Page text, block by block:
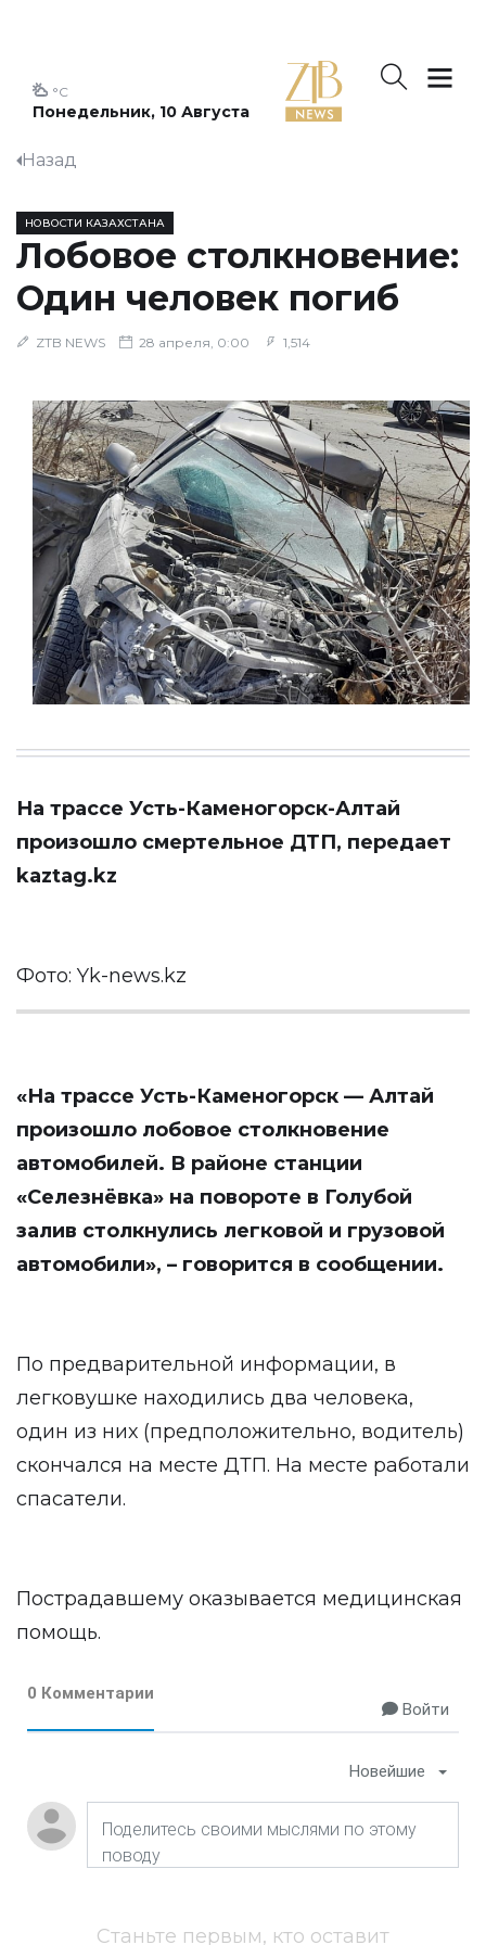
Понедельник, 10 Августа
°C
Назад
НОВОСТИ КАЗАХСТАНА
Лобовое столкновение:
Один человек погиб
ZTB NEWS 28 апреля, 0:00 1,514
На трассе Усть-Каменогорск-Алтай
произошло смертельное ДТП, передает
kaztag.kz
Фото: Yk-news.kz
«На трассе Усть-Каменогорск — Алтай
произошло лобовое столкновение
автомобилей. В районе станции
«Селезнёвка» на повороте в Голубой
залив столкнулись легковой и грузовой
автомобили», – говорится в сообщении.
По предварительной информации, в
легковушке находились два человека,
один из них (предположительно, водитель)
скончался на месте ДТП. На месте работали
спасатели.
Пострадавшему оказывается медицинская
помощь.
0 Комментарии
Войти
Новейшие
Станьте первым, кто оставит